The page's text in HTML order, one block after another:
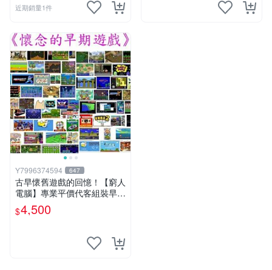
近期銷量1件
Y7996374594 647
古早懷舊遊戲的回憶！【窮人
電腦】專業平價代客組裝早期
Windows98/95/DOS遊戲機--
-專業首選！
$4,500